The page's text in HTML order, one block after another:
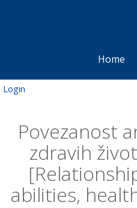
Home
Login
Povezanost
zdravih
abilities,